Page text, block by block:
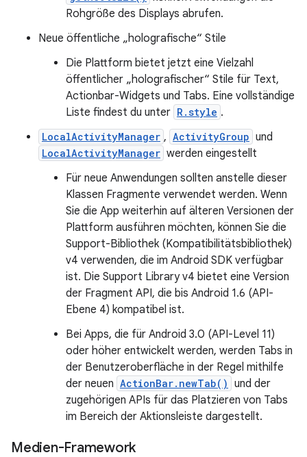
Rohgröße des Displays abrufen.
Neue öffentliche „holografische“ Stile
Die Plattform bietet jetzt eine Vielzahl
öffentlicher „holografischer“ Stile für Text,
Actionbar-Widgets und Tabs. Eine vollständige
Liste findest du unter R.style .
LocalActivityManager , ActivityGroup und
LocalActivityManager werden eingestellt
Für neue Anwendungen sollten anstelle dieser
Klassen Fragmente verwendet werden. Wenn
Sie die App weiterhin auf älteren Versionen der
Plattform ausführen möchten, können Sie die
Support-Bibliothek (Kompatibilitätsbibliothek)
v4 verwenden, die im Android SDK verfügbar
ist. Die Support Library v4 bietet eine Version
der Fragment API, die bis Android 1.6 (API-
Ebene 4) kompatibel ist.
Bei Apps, die für Android 3.0 (API-Level 11)
oder höher entwickelt werden, werden Tabs in
der Benutzeroberfläche in der Regel mithilfe
der neuen ActionBar.newTab() und der
zugehörigen APIs für das Platzieren von Tabs
im Bereich der Aktionsleiste dargestellt.
Medien-Framework